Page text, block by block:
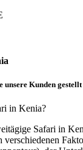
Kunden gestellt
in Kenia?
Safari in
verschiedenen